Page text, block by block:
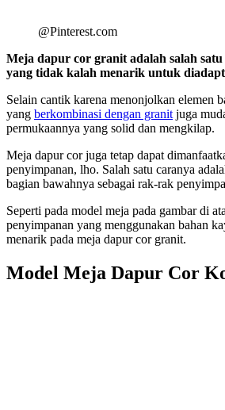
@Pinterest.com
Meja dapur cor granit adalah salah
yang tidak kalah menarik untuk
Selain cantik karena menonjolkan elemen
yang berkombinasi dengan granitjuga
permukaannya yang solid dan mengkilap.
Meja dapur cor juga tetap dapat
penyimpanan, lho. Salah satu caranya
bagian bawahnya sebagai rak-rak
Seperti pada model meja pada gambar di
penyimpanan yang menggunakan bahan
menarik pada meja dapur cor granit.
Model Meja Dapur Cor